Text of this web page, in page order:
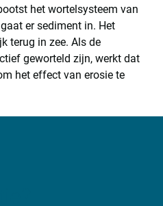
het wortelsysteem van
er sediment in. Het
terug in zee. Als de
geworteld zijn, werkt dat
het effect van erosie te